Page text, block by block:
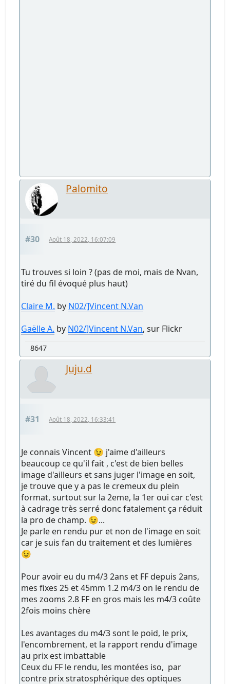
Palomito
#30 Août 18, 2022, 16:07:09
Tu trouves si loin ? (pas de moi, mais de Nvan,
tiré du fil évoqué plus haut)
Claire M. by N02/]Vincent N.Van
Gaëlle A. by N02/]Vincent N.Van, sur Flickr
8647
Juju.d
#31 Août 18, 2022, 16:33:41
Je connais Vincent 😉 j'aime d'ailleurs
beaucoup ce qu'il fait , c'est de bien belles
image d'ailleurs et sans juger l'image en soit,
je trouve que y a pas le cremeux du plein
format, surtout sur la 2eme, la 1er oui car c'est
à cadrage très serré donc fatalement ça réduit
la pro de champ. 😉...
Je parle en rendu pur et non de l'image en soit
car je suis fan du traitement et des lumières
😉
Pour avoir eu du m4/3 2ans et FF depuis 2ans,
mes fixes 25 et 45mm 1.2 m4/3 on le rendu de
mes zooms 2.8 FF en gros mais les m4/3 coûte
2fois moins chère
Les avantages du m4/3 sont le poid, le prix,
l'encombrement, et la rapport rendu d'image
au prix est imbattable
Ceux du FF le rendu, les montées iso, par
contre prix stratosphérique des optiques